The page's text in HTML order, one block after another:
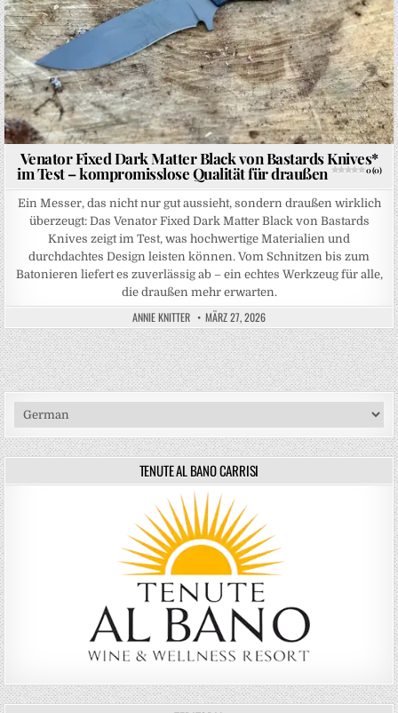
Venator Fixed Dark Matter Black von Bastards Knives*
im Test – kompromisslose Qualität für draußen 0 (0)
Ein Messer, das nicht nur gut aussieht, sondern draußen wirklich
überzeugt: Das Venator Fixed Dark Matter Black von Bastards
Knives zeigt im Test, was hochwertige Materialien und
durchdachtes Design leisten können. Vom Schnitzen bis zum
Batonieren liefert es zuverlässig ab – ein echtes Werkzeug für alle,
die draußen mehr erwarten.
ANNIE KNITTER MÄRZ 27, 2026
TENUTE AL BANO CARRISI